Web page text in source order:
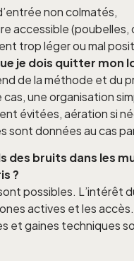
non colmatés,
accessible
trop léger ou mal
je dois quitter mon
de la méthode et du
une organisation
évitées, aération si
sont données au cas
des bruits dans les
?
possibles. L’intérêt
actives et les
et gaines techniques